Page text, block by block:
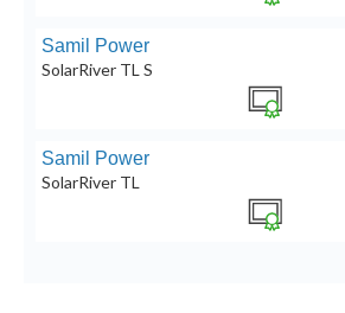
Samil Power
SolarRiver TL S
Samil Power
SolarRiver TL